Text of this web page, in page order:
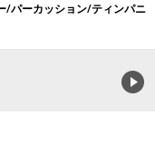
/パーカッション/ティンパニ